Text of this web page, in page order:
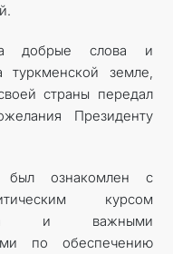
добрые слова и
турк­менской земле,
страны передал
Президенту
ознакомлен с
курсом
и важными
по обеспечению